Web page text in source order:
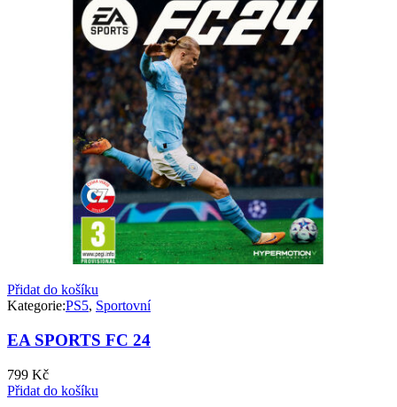
Přidat do košíku
Kategorie:PS5, Sportovní
EA SPORTS FC 24
799 Kč
Přidat do košíku